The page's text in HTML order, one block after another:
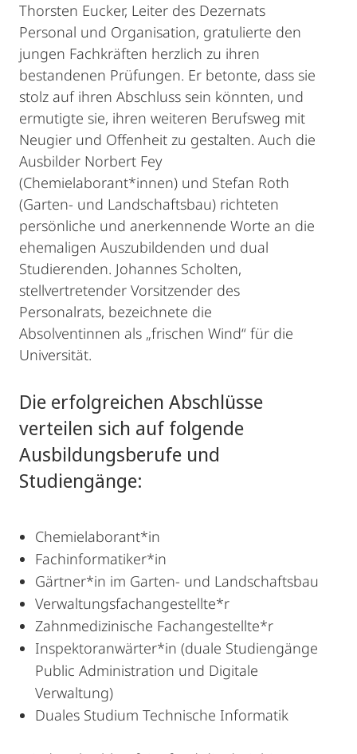
Thorsten Eucker, Leiter des Dezernats
Personal und Organisation, gratulierte den
jungen Fachkräften herzlich zu ihren
bestandenen Prüfungen. Er betonte, dass sie
stolz auf ihren Abschluss sein könnten, und
ermutigte sie, ihren weiteren Berufsweg mit
Neugier und Offenheit zu gestalten. Auch die
Ausbilder Norbert Fey
(Chemielaborant*innen) und Stefan Roth
(Garten- und Landschaftsbau) richteten
persönliche und anerkennende Worte an die
ehemaligen Auszubildenden und dual
Studierenden. Johannes Scholten,
stellvertretender Vorsitzender des
Personalrats, bezeichnete die
Absolventinnen als „frischen Wind“ für die
Universität.
Die erfolgreichen Abschlüsse
verteilen sich auf folgende
Ausbildungsberufe und
Studiengänge:
Chemielaborant*in
Fachinformatiker*in
Gärtner*in im Garten- und Landschaftsbau
Verwaltungsfachangestellte*r
Zahnmedizinische Fachangestellte*r
Inspektoranwärter*in (duale Studiengänge
Public Administration und Digitale
Verwaltung)
Duales Studium Technische Informatik